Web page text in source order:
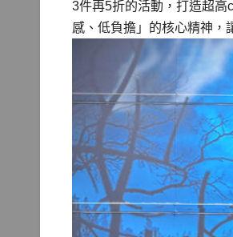
3件再5折的活動，打造超高
感、低負擔」的核心精神，